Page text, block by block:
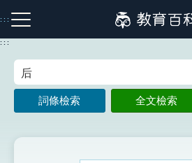
到
主
:::
注音索引圖示 筆畫索引圖示
:::
詞條檢索 全文檢索